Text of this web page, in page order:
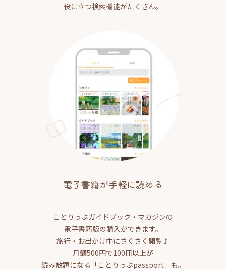
役に立つ検索機能がたくさん。
電子書籍が手軽に読める
ことりっぷガイドブック・マガジンの
電子書籍版の購入ができます。
旅行・お出かけ中にさくさく閲覧♪
月額500円で100冊以上が
読み放題になる「ことりっぷpassport」も。